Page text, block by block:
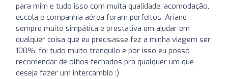
para mim e tudo isso com muita qualidade, acomodação,
escola e companhia aérea foram perfeitos. Ariane
sempre muito simpática e prestativa em ajudar em
qualquer coisa que eu precisasse fez a minha viagem ser
100%, foi tudo muito tranquilo e por isso eu posso
recomendar de olhos fechados pra qualquer um que
deseja fazer um intercambio :)